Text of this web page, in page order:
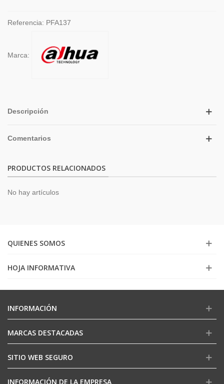
Referencia: PFA137
Marca:
Descripción
Comentarios
PRODUCTOS RELACIONADOS
No hay artículos
QUIENES SOMOS
HOJA INFORMATIVA
INFORMACIÓN
MARCAS DESTACADAS
SITIO WEB SEGURO
INFORMACIÓN DE LA EMPRESA